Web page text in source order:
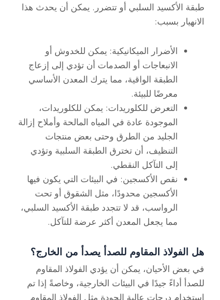
طبقة الأكسيد السلبي أو تتضرر. يمكن أن يحدث هذا
الانهيار بسبب:
الأضرار الميكانيكية: يمكن للخدوش أو
الانبعاجات أو الصدمات أن تؤدي إلى إزعاج
الطبقة الواقية، مما يترك المعدن الأساسي
معرضًا للبيئة.
التعرض للكلوريدات: يمكن للكلوريدات،
الموجودة عادة في المياه المالحة وأملاح إزالة
الجليد من الطرق وحتى بعض منتجات
التنظيف، أن تخترق الطبقة السلبية وتؤدي
إلى التآكل النقطي.
نقص الأكسجين: في البيئات التي يكون فيها
الأكسجين محدودًا، مثل الشقوق أو تحت
الرواسب، قد لا تتجدد طبقة الأكسيد السلبي،
مما يجعل المعدن أكثر عرضة للتآكل.
هل الفولاذ المقاوم للصدأ يصدأ من الخارج؟
في بعض الأحيان، يمكن أن يؤدي الفولاذ المقاوم
للصدأ أداءً جيدًا في البيئات الخارجية، وخاصةً إذا تم